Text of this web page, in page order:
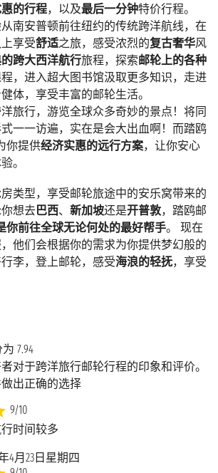
的行程，以及最后一分钟特价行程。
南安普顿前往纽约的传统跨洋航线，在
享受舒适之旅，感受浓烈的复古奢华风
跨大西洋航行旅程，探索邮轮上的各种
，进入超大图书馆汲取更多知识，走进
体，享受丰富的邮轮生活。
旅行，游览全球众多奇妙的景点！将同
一一访遍，实在是会大出血啊！而踏鸥
你提供经济实惠的远行方案，让你安心
。
类型，享受邮轮旅途中的安乐窝带来的
想去巴西、 新加坡还是开普敦，踏鸥邮
你前往全球无论何处的最好帮手。 现在
他们会根据你的需求为你提供梦幻般的
李，登上邮轮，感受海浪的轻抚，享受
7.94
对于跨洋旅行邮轮行程的印象和评价。
出正确的选择
9/10
时间较多
4月23日星期四